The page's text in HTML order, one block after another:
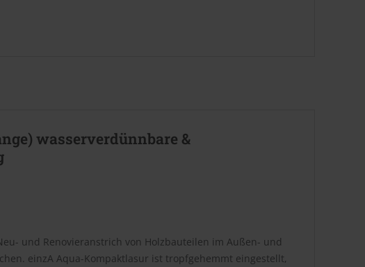
wasserverdünnbare &
und Renovieranstrich von Holzbauteilen im Außen- und
einzA Aqua-Kompaktlasur ist tropfgehemmt eingestellt,